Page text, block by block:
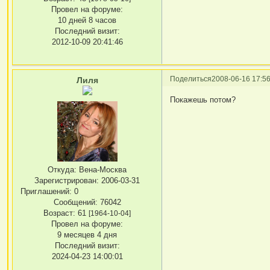
Провел на форуме:
10 дней 8 часов
Последний визит:
2012-10-09 20:41:46
Поделиться2008-06-16
Лиля
Откуда: Вена-Москва
Зарегистрирован: 2006-03-31
Приглашений: 0
Сообщений: 76042
Возраст: 61[1964-10-04]
Провел на форуме:
9 месяцев 4 дня
Последний визит:
2024-04-23 14:00:01
Покажешь потом?